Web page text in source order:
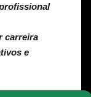
carreira
e